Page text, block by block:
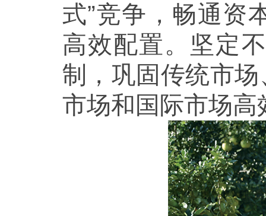
式”竞争，畅通资
高效配置。坚定
制，巩固传统市
市场和国际市场高